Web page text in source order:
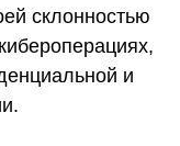
склонностью
и